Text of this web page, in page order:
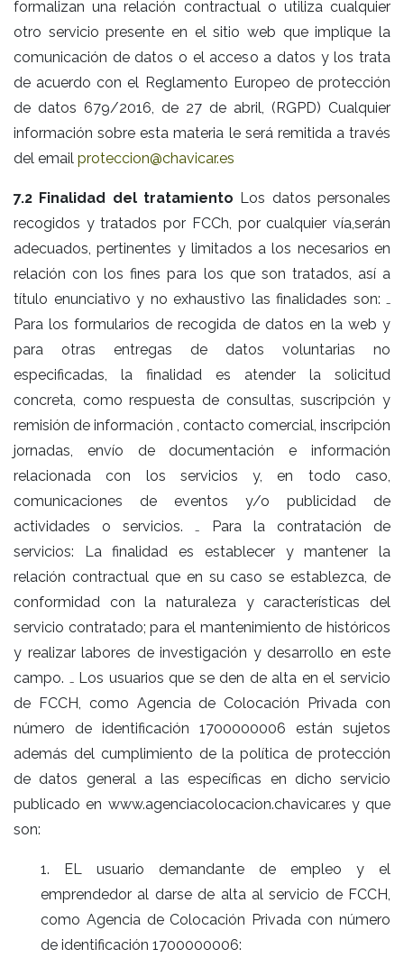
formalizan una relación contractual o utiliza cualquier
otro servicio presente en el sitio web que implique la
comunicación de datos o el acceso a datos y los trata
de acuerdo con el Reglamento Europeo de protección
de datos 679/2016, de 27 de abril, (RGPD) Cualquier
información sobre esta materia le será remitida a través
del email proteccion@chavicar.es
7.2 Finalidad del tratamiento Los datos personales
recogidos y tratados por FCCh, por cualquier vía,serán
adecuados, pertinentes y limitados a los necesarios en
relación con los fines para los que son tratados, así a
título enunciativo y no exhaustivo las finalidades son: ₋
Para los formularios de recogida de datos en la web y
para otras entregas de datos voluntarias no
especificadas, la finalidad es atender la solicitud
concreta, como respuesta de consultas, suscripción y
remisión de información , contacto comercial, inscripción
jornadas, envío de documentación e información
relacionada con los servicios y, en todo caso,
comunicaciones de eventos y/o publicidad de
actividades o servicios. ₋ Para la contratación de
servicios: La finalidad es establecer y mantener la
relación contractual que en su caso se establezca, de
conformidad con la naturaleza y características del
servicio contratado; para el mantenimiento de históricos
y realizar labores de investigación y desarrollo en este
campo. ₋ Los usuarios que se den de alta en el servicio
de FCCH, como Agencia de Colocación Privada con
número de identificación 1700000006 están sujetos
además del cumplimiento de la política de protección
de datos general a las específicas en dicho servicio
publicado en www.agenciacolocacion.chavicar.es y que
son:
1. EL usuario demandante de empleo y el
emprendedor al darse de alta al servicio de FCCH,
como Agencia de Colocación Privada con número
de identificación 1700000006: